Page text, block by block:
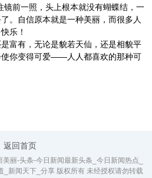
前一照，头上根本就没有蝴蝶结，一
。自信原本就是一种美丽，而很多人
乐！
有，无论是貌若天仙，还是相貌平
使你变得可爱——人人都喜欢的那种可
返回首页
丽-头条-今日新闻最新头条_今日新闻热点_
_新闻天下_分享 版权所有 未经授权请勿转载